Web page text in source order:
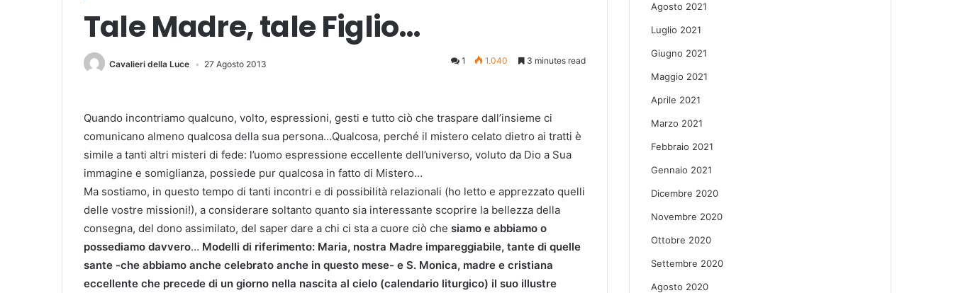
Tale Madre, tale Figlio…
Cavalieri della Luce 27 Agosto 2013 1 1.040 3 minutes read
Quando incontriamo qualcuno, volto, espressioni, gesti e tutto ciò che traspare dall’insieme ci
comunicano almeno qualcosa della sua persona…Qualcosa, perché il mistero celato dietro ai tratti è
simile a tanti altri misteri di fede: l’uomo espressione eccellente dell’universo, voluto da Dio a Sua
immagine e somiglianza, possiede pur qualcosa in fatto di Mistero…
Ma sostiamo, in questo tempo di tanti incontri e di possibilità relazionali (ho letto e apprezzato quelli
delle vostre missioni!), a considerare soltanto quanto sia interessante scoprire la bellezza della
consegna, del dono assimilato, del saper dare a chi ci sta a cuore ciò che siamo e abbiamo o
possediamo davvero… Modelli di riferimento: Maria, nostra Madre impareggiabile, tante di quelle
sante -che abbiamo anche celebrato anche in questo mese- e S. Monica, madre e cristiana
eccellente che precede di un giorno nella nascita al cielo (calendario liturgico) il suo illustre
Agosto 2021
Luglio 2021
Giugno 2021
Maggio 2021
Aprile 2021
Marzo 2021
Febbraio 2021
Gennaio 2021
Dicembre 2020
Novembre 2020
Ottobre 2020
Settembre 2020
Agosto 2020